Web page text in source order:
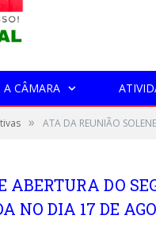
A CÂMARA
» ATA DA REUNIÃO
ABERTURA DO
NO DIA 17 DE